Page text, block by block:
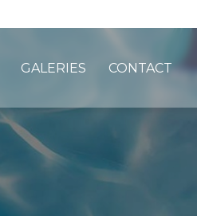
GALERIES CONTACT